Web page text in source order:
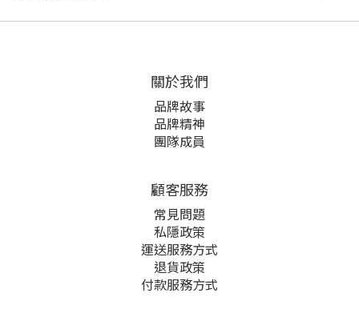
關於我們
品牌故事
品牌精神
團隊成員
顧客服務
常見問題
私隱政策
運送服務方式
退貨政策
付款服務方式